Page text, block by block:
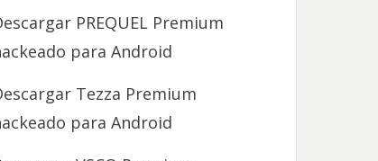
PREQUEL Premium
para Android
Tezza Premium
para Android